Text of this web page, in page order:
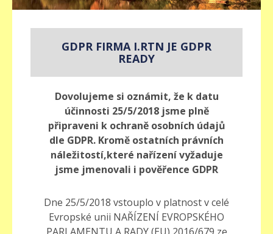
GDPR FIRMA I.RTN JE GDPR
READY
Dovolujeme si oznámit, že k datu
účinnosti 25/5/2018 jsme plně
připraveni k ochraně osobních údajů
dle GDPR. Kromě ostatních právních
náležitostí,které nařízení vyžaduje
jsme jmenovali i pověřence GDPR
Dne 25/5/2018 vstouplo v platnost v celé
Evropské unii NAŘÍZENÍ EVROPSKÉHO